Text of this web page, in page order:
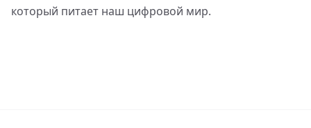
который питает наш цифровой мир.